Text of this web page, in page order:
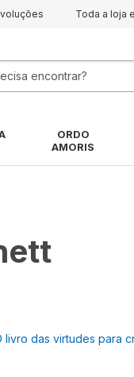
Toda a loja
ORDO
AMORIS